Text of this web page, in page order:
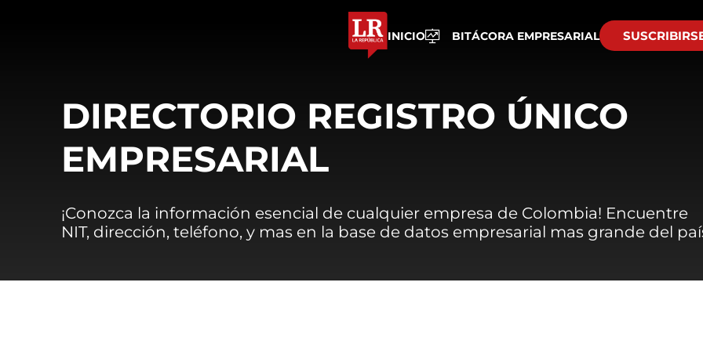
INICIO BITÁCORA EMPRESARIAL
DIRECTORIO REGISTRO ÚNICO
EMPRESARIAL
¡Conozca la información esencial de cualquier empresa de Colombia! Encuentre
NIT, dirección, teléfono, y mas en la base de datos empresarial mas grande del